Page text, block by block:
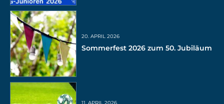
20. APRIL 2026
Sommerfest 2026 zum 50. Jubiläum